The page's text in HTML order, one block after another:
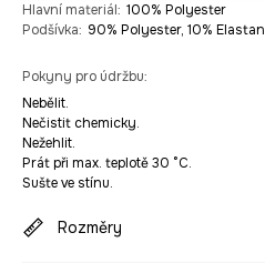
Hlavní materiál: 100% Polyester
Podšívka: 90% Polyester, 10% Elastan
Pokyny pro údržbu:
Nebělit.
Nečistit chemicky.
Nežehlit.
Prát při max. teplotě 30 °C.
Sušte ve stínu.
Rozměry